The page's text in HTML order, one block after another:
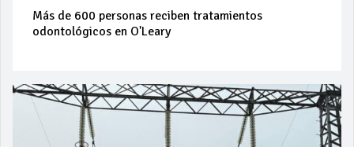
Más de 600 personas reciben tratamientos
odontológicos en O'Leary